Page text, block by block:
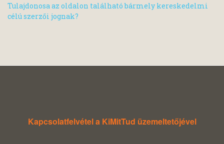
Tulajdonosa az oldalon található bármely kereskedelmi
célú szerzői jognak?
Kapcsolatfelvétel a KiMitTud üzemeltetőjével